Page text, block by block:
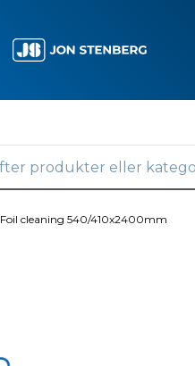
Foil cleaning 540/410x2400mm